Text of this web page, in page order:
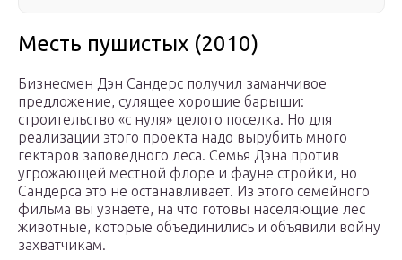
Месть пушистых (2010)
Бизнесмен Дэн Сандерс получил заманчивое
предложение, сулящее хорошие барыши:
строительство «с нуля» целого поселка. Но для
реализации этого проекта надо вырубить много
гектаров заповедного леса. Семья Дэна против
угрожающей местной флоре и фауне стройки, но
Сандерса это не останавливает. Из этого семейного
фильма вы узнаете, на что готовы населяющие лес
животные, которые объединились и объявили войну
захватчикам.